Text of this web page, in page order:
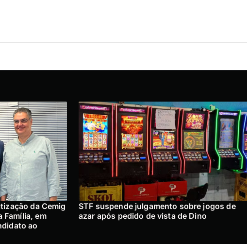
da Cemig
Família, em
ao
STF suspende julgamento sobre jogos de
azar após pedido de vista de Dino